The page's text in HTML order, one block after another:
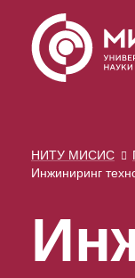
НИТУ МИСИС
Инжиниринг